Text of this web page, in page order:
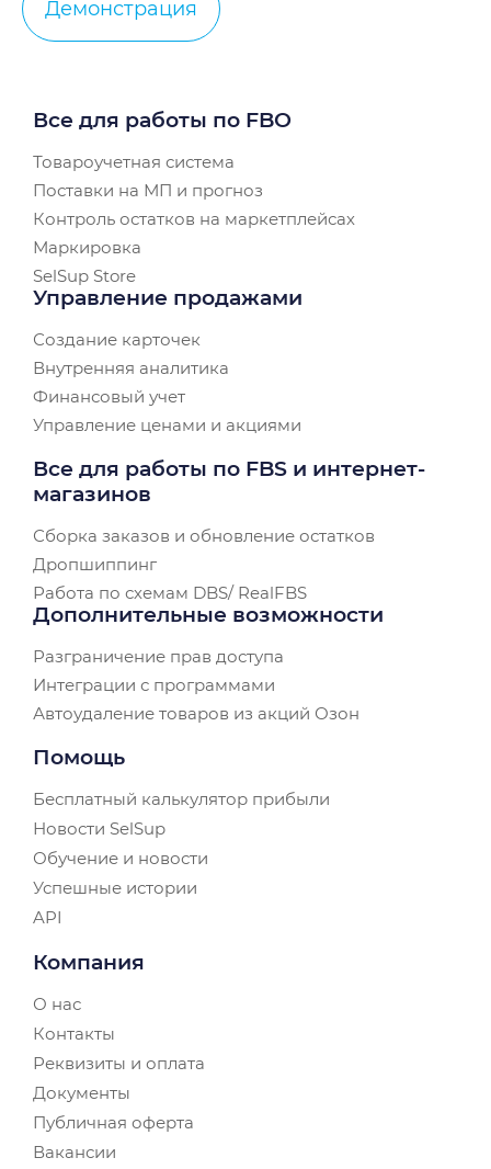
Демонстрация
Все для работы по FBO
Товароучетная система
Поставки на МП и прогноз
Контроль остатков на маркетплейсах
Маркировка
SelSup Store
Управление продажами
Создание карточек
Внутренняя аналитика
Финансовый учет
Управление ценами и акциями
Все для работы по FBS и интернет-
магазинов
Сборка заказов и обновление остатков
Дропшиппинг
Работа по схемам DBS/ RealFBS
Дополнительные возможности
Разграничение прав доступа
Интеграции с программами
Автоудаление товаров из акций Озон
Помощь
Бесплатный калькулятор прибыли
Новости SelSup
Обучение и новости
Успешные истории
API
Компания
О нас
Контакты
Реквизиты и оплата
Документы
Публичная оферта
Вакансии